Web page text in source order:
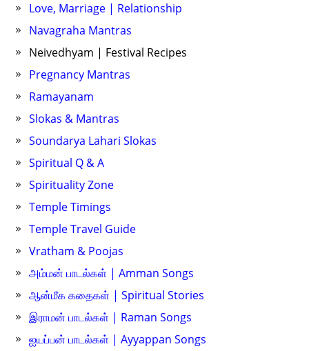
Love, Marriage | Relationship
Navagraha Mantras
Neivedhyam | Festival Recipes
Pregnancy Mantras
Ramayanam
Slokas & Mantras
Soundarya Lahari Slokas
Spiritual Q & A
Spirituality Zone
Temple Timings
Temple Travel Guide
Vratham & Poojas
அம்மன் பாடல்கள் | Amman Songs
ஆன்மீக கதைகள் | Spiritual Stories
இராமன் பாடல்கள் | Raman Songs
ஐயப்பன் பாடல்கள் | Ayyappan Songs